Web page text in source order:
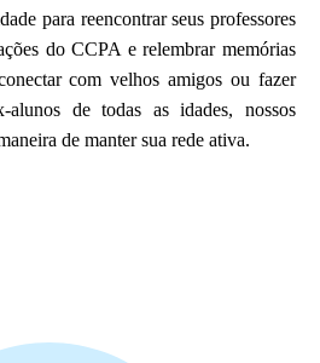
para reencontrar seus professores
do CCPA e relembrar memórias
com velhos amigos ou fazer
alunos de todas as idades, nossos
de manter sua rede ativa.